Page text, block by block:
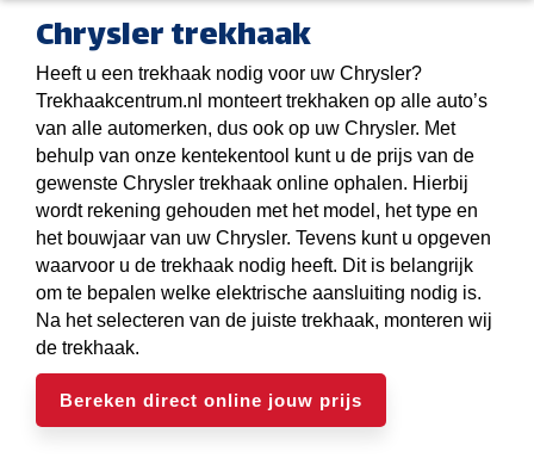
Chrysler trekhaak
Heeft u een trekhaak nodig voor uw Chrysler?
Trekhaakcentrum.nl monteert trekhaken op alle auto’s
van alle automerken, dus ook op uw Chrysler. Met
behulp van onze kentekentool kunt u de prijs van de
gewenste Chrysler trekhaak online ophalen. Hierbij
wordt rekening gehouden met het model, het type en
het bouwjaar van uw Chrysler. Tevens kunt u opgeven
waarvoor u de trekhaak nodig heeft. Dit is belangrijk
om te bepalen welke elektrische aansluiting nodig is.
Na het selecteren van de juiste trekhaak, monteren wij
de trekhaak.
Bereken direct online jouw prijs